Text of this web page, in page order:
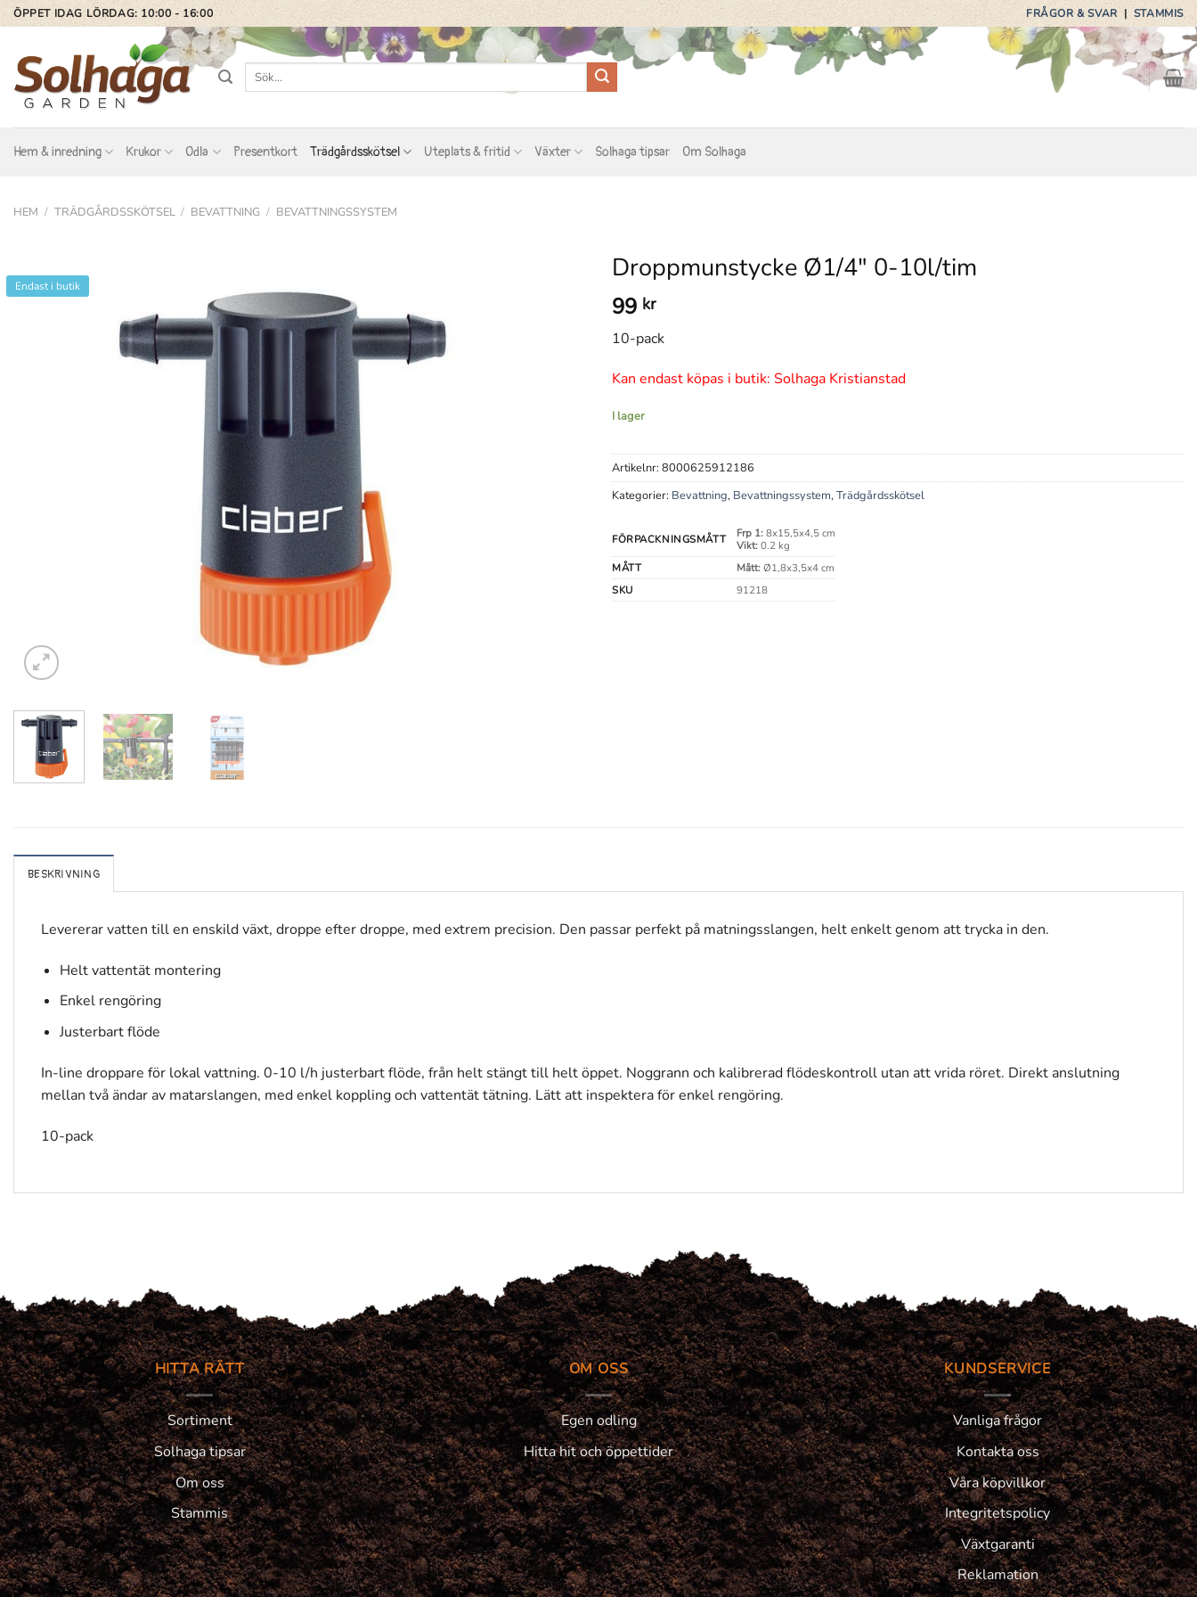
Skip
to
content
ÖPPET IDAG LÖRDAG: 10:00 - 16:00 FRÅGOR & SVAR|STAMMIS
Sök
Hem & inredning Krukor Odla Presentkort Trädgårdsskötsel Uteplats & fritid Växter Solhaga tipsar Om Solhaga
HEM / TRÄDGÅRDSSKÖTSEL / BEVATTNING / BEVATTNINGSSYSTEM
Endast i butik
Droppmunstycke Ø1/4″ 0-10l/tim
99 kr
10-pack
Kan endast köpas i butik: Solhaga Kristianstad
I lager
Artikelnr: 8000625912186
Kategorier: Bevattning, Bevattningssystem,Trädgårdsskötsel
FÖRPACKNINGSMÅTT Frp 1:8x15,5x4,5 cm
Vikt:0.2 kg
MÅTT
Mått:Ø1,8x3,5x4 cm
SKU
91218
BESKRIVNING
Levererar vatten till en enskild växt, droppe efter droppe, med extrem precision. Den passar perfekt på matningsslangen, helt enkelt genom att trycka in den.
Helt vattentät montering
Enkel rengöring
Justerbart flöde
In-line droppare för lokal vattning. 0-10 l/h justerbart flöde, från helt stängt till helt öppet. Noggrann och kalibrerad flödeskontroll utan att vrida röret. Direkt anslutning
mellan två ändar av matarslangen, med enkel koppling och vattentät tätning. Lätt att inspektera för enkel rengöring.
10-pack
HITTA RÄTT
Sortiment
Solhaga tipsar
Om oss
Stammis
OM OSS
Egen odling
Hitta hit och öppettider
KUNDSERVICE
Vanliga frågor
Kontakta oss
Våra köpvillkor
Integritetspolicy
Växtgaranti
Reklamation